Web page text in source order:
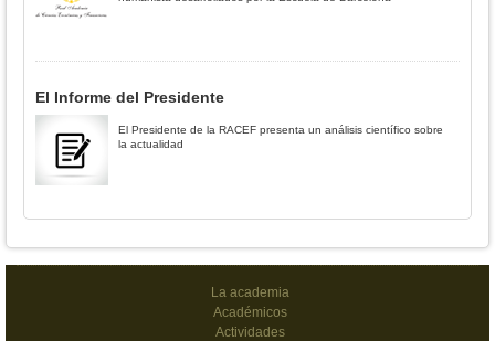
El Informe del Presidente
El Presidente de la RACEF presenta un análisis científico sobre
la actualidad
La academia
Académicos
Actividades